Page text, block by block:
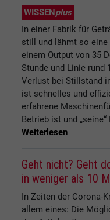
WISSENplus
In einer Fabrik für
still und lähmt so
einem Output von 35
Stunde und Linie rund
Verlust bei Stillstand
ist schnelles und
erfahrene
Betrieb ist und
Weiterlesen
Geht nicht? Geht
in weniger als 10
In Zeiten der Corona-
allem eines: Die